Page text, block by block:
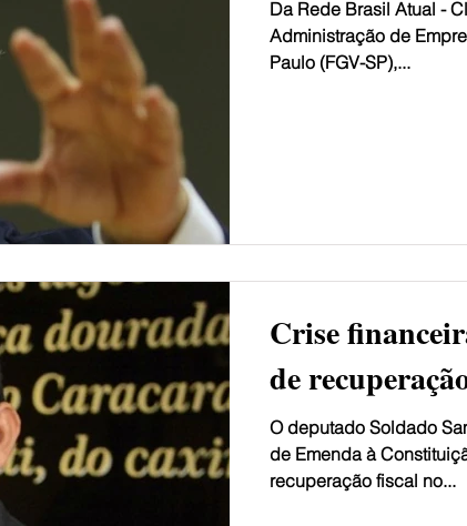
Da Rede Brasil Atual -
Administração de
Paulo (FGV-SP),...
Crise
de
O deputado Soldado
de Emenda à
recuperação fiscal no...